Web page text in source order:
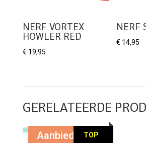
NERF VORTEX
HOWLER RED
€ 19,95
NERF
€ 14,95
GERELATEERDE
TOP
Aanbieding!